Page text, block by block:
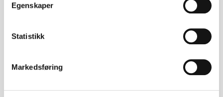
Egenskaper
Statistikk
Markedsføring